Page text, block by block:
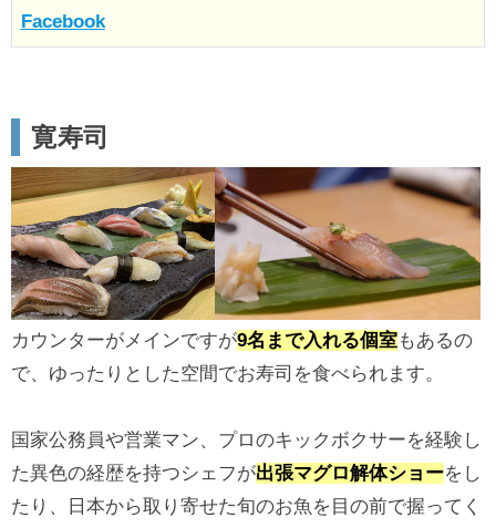
Facebook
寛寿司
カウンターがメインですが9名まで入れる個室もあるの
で、ゆったりとした空間でお寿司を食べられます。
国家公務員や営業マン、プロのキックボクサーを経験し
た異色の経歴を持つシェフが出張マグロ解体ショーをし
たり、日本から取り寄せた旬のお魚を目の前で握ってく